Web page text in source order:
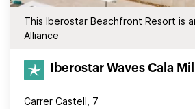
This Iberostar Beachfront Resort is
Alliance
Iberostar Waves Cala
Carrer Castell, 7